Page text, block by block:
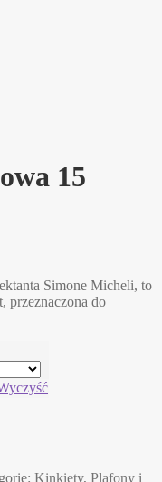
15
Simone Micheli, to
przeznaczona do
Kinkiety, Plafony i